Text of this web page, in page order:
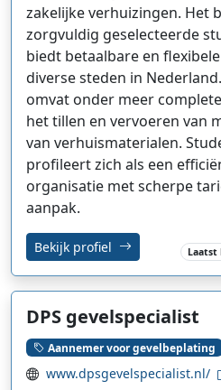
zakelijke verhuizingen. Het
zorgvuldig geselecteerde
biedt betaalbare en
diverse steden in
omvat onder meer
het tillen en vervoeren van
van verhuismaterialen.
profileert zich als een
organisatie met scherpe
aanpak.
Bekijk profiel Laatst
DPS gevelspecialist
Aannemer voor gevelbeplating
www.dpsgevelspecialist.nl/